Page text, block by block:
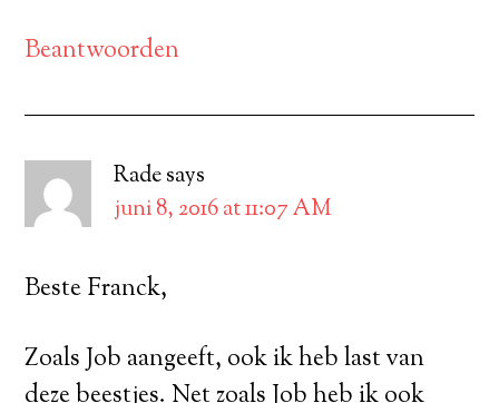
Beantwoorden
Radesays
juni 8, 2016 at 11:07 AM
Beste Franck,
Zoals Job aangeeft, ook ik heb last van